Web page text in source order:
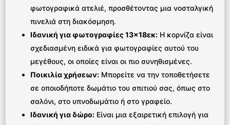
φωτογραφικά ατελιέ, προσθέτοντας μια νοσταλγική
πινελιά στη διακόσμηση.
Ιδανική για φωτογραφίες 13×18εκ: Η κορνίζα είναι
σχεδιασμένη ειδικά για φωτογραφίες αυτού του
μεγέθους, οι οποίες είναι οι πιο συνηθισμένες.
Ποικιλία χρήσεων: Μπορείτε να την τοποθετήσετε
σε οποιοδήποτε δωμάτιο του σπιτιού σας, όπως στο
σαλόνι, στο υπνοδωμάτιο ή στο γραφείο.
Ιδανική για δώρο: Είναι μια εξαιρετική επιλογή για